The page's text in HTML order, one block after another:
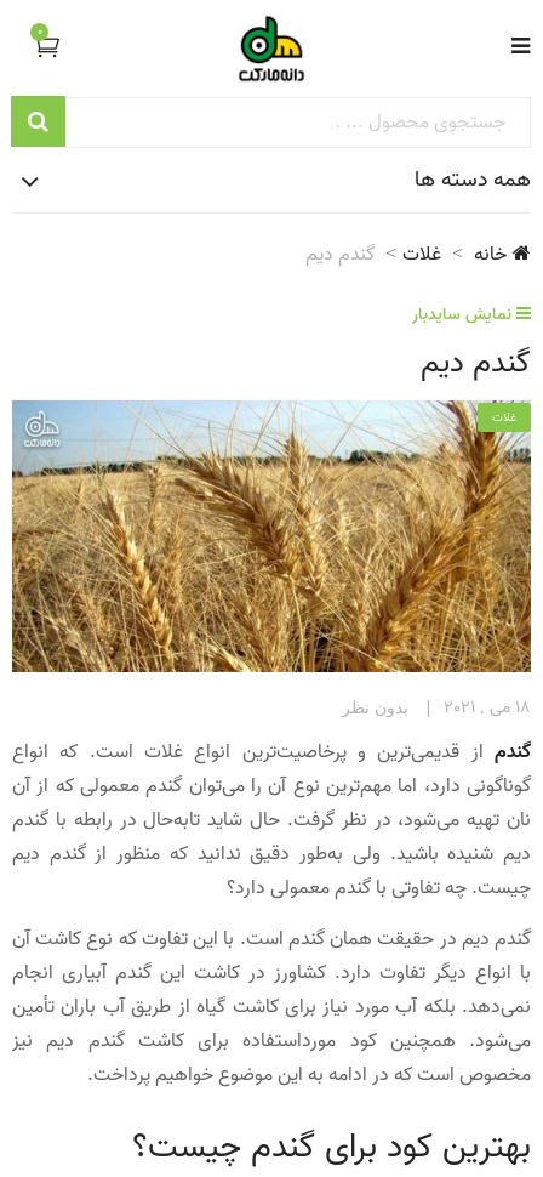
0
همه دسته ها
خانه غلات گندم دیم
نمایش سایدبار
گندم دیم
غلات
18 می , 2021 بدون نظر
گندم از قدیمی‌ترین و پرخاصیت‌ترین انواع غلات است. که انواع
گوناگونی دارد، اما مهم‌ترین نوع آن را می‌توان گندم معمولی که از آن
نان تهیه می‌شود، در نظر گرفت. حال شاید تابه‌حال در رابطه با گندم
دیم شنیده باشید. ولی به‌طور دقیق ندانید که منظور از گندم دیم
چیست. چه تفاوتی با گندم معمولی دارد؟
گندم دیم در حقیقت همان گندم است. با این تفاوت که نوع کاشت آن
با انواع دیگر تفاوت دارد. کشاورز در کاشت این گندم آبیاری انجام
نمی‌دهد. بلکه آب مورد نیاز برای کاشت گیاه از طریق آب باران تأمین
می‌شود. همچنین کود مورداستفاده برای کاشت گندم دیم نیز
مخصوص است که در ادامه به این موضوع خواهیم پرداخت.
بهترین کود برای گندم چیست؟